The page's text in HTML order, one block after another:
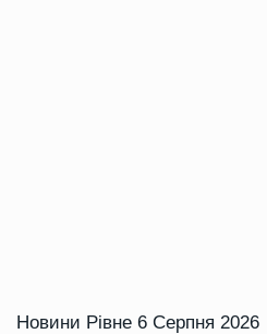
Новини Рівне 6 Серпня 2026